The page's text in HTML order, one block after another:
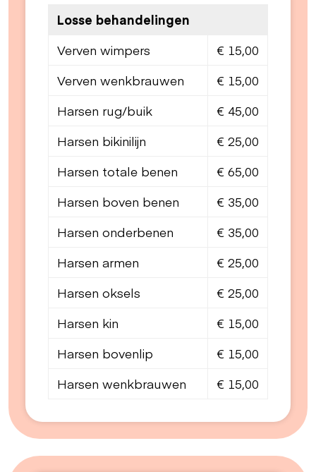
Losse behandelingen
Verven wimpers
€ 15,00
Verven wenkbrauwen
€ 15,00
Harsen rug/buik
€ 45,00
Harsen bikinilijn
€ 25,00
Harsen totale benen
€ 65,00
Harsen boven benen
€ 35,00
Harsen onderbenen
€ 35,00
Harsen armen
€ 25,00
Harsen oksels
€ 25,00
Harsen kin
€ 15,00
Harsen bovenlip
€ 15,00
Harsen wenkbrauwen
€ 15,00